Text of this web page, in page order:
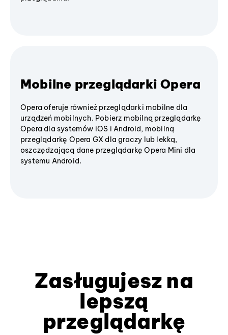
Mobilne przeglądarki Opera
Opera oferuje również przeglądarki mobilne dla
urządzeń mobilnych. Pobierz mobilną przeglądarkę
Opera dla systemów iOS i Android, mobilną
przeglądarkę Opera GX dla graczy lub lekką,
oszczędzającą dane przeglądarkę Opera Mini dla
systemu Android.
Zasługujesz na
lepszą
przeglądarkę